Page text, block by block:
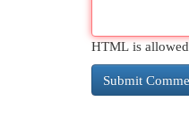
HTML is allowed